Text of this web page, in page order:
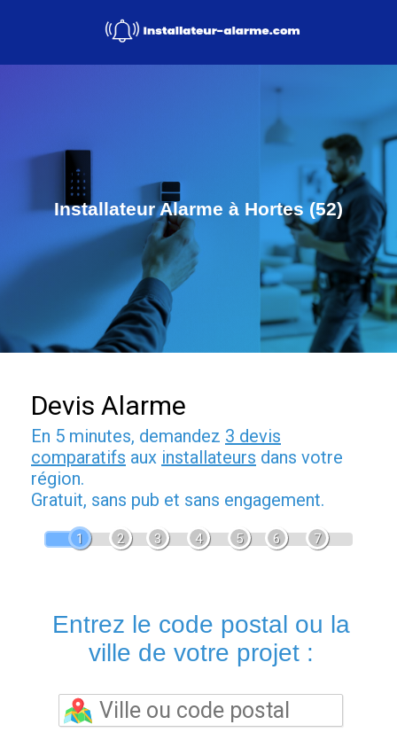
Installateur Alarme à Hortes (52)
Devis Alarme
En 5 minutes, demandez 3 devis
comparatifs aux installateurs dans votre
région.
Gratuit, sans pub et sans engagement.
1 2 3 4 5 6 7
Entrez le code postal ou la
ville de votre projet :